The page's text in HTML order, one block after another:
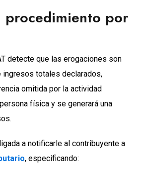
procedimiento por
detecte que las erogaciones son
ingresos totales declarados,
omitida por la actividad
física y se generará una
a notificarle al contribuyente a
, especificando: